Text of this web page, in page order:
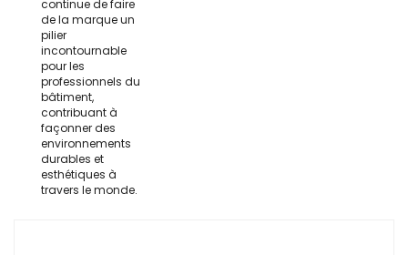
continue de faire
de la marque un
pilier
incontournable
pour les
professionnels du
bâtiment,
contribuant à
façonner des
environnements
durables et
esthétiques à
travers le monde.